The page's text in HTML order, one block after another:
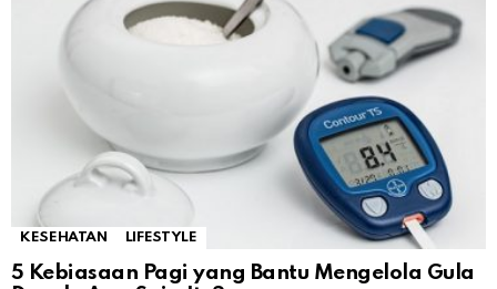
KESEHATAN LIFESTYLE
5 Kebiasaan Pagi yang Bantu Mengelola Gula